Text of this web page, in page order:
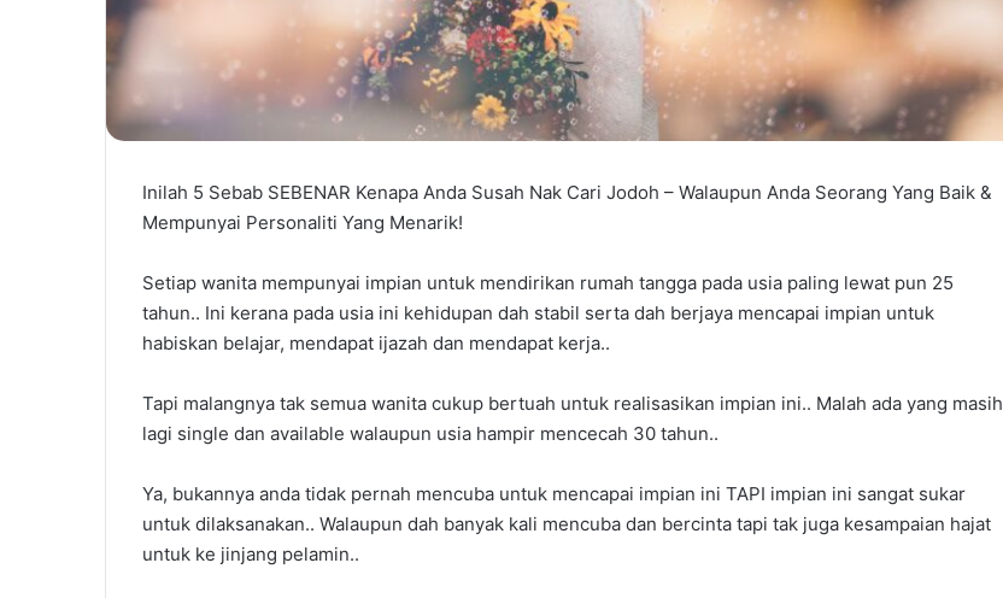
Inilah 5 Sebab SEBENAR Kenapa Anda Susah Nak Cari Jodoh – Walaupun Anda Seorang Yang Baik &
Mempunyai Personaliti Yang Menarik!
Setiap wanita mempunyai impian untuk mendirikan rumah tangga pada usia paling lewat pun 25
tahun.. Ini kerana pada usia ini kehidupan dah stabil serta dah berjaya mencapai impian untuk
habiskan belajar, mendapat ijazah dan mendapat kerja..
Tapi malangnya tak semua wanita cukup bertuah untuk realisasikan impian ini.. Malah ada yang masih
lagi single dan available walaupun usia hampir mencecah 30 tahun..
Ya, bukannya anda tidak pernah mencuba untuk mencapai impian ini TAPI impian ini sangat sukar
untuk dilaksanakan.. Walaupun dah banyak kali mencuba dan bercinta tapi tak juga kesampaian hajat
untuk ke jinjang pelamin..
Settle
Hutang
Panduan
Lengkap
Temuduga